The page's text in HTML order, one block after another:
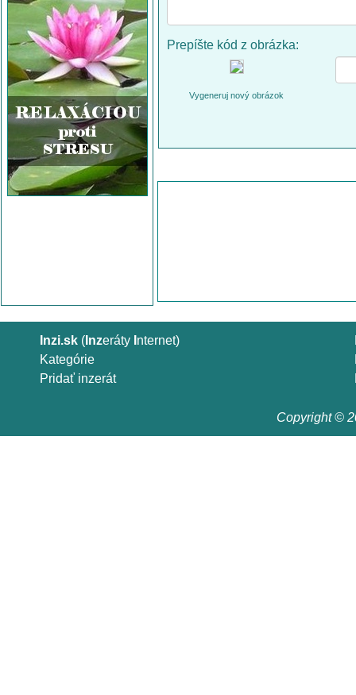
Prepíšte kód z obrázka:
Vygeneruj nový obrázok
Inzi.sk ( Inzeráty nternet)
Kategórie
Pridať inzerát
Copyright ©